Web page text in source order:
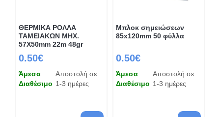
ΘΕΡΜΙΚΑ ΡΟΛΛΑ
ΤΑΜΕΙΑΚΩΝ ΜΗΧ.
57Χ50mm 22m 48gr
0.50€
Άμεσα
Διαθέσιμο
Αποστολή σε
1-3 ημέρες
Μπλοκ σημειώσεων
85x120mm 50 φύλλα
0.50€
Άμεσα
Διαθέσιμο
Αποστολή σε
1-3 ημέρες